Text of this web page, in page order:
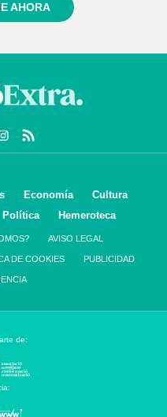
AHORA
Economía
Cultura
Política Hemeroteca
AVISO LEGAL
DE COOKIES PUBLICIDAD
de: